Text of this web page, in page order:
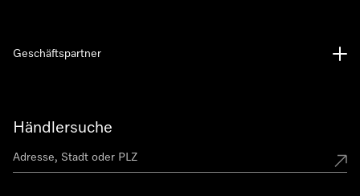
Händlersuche
Geschäftspartner